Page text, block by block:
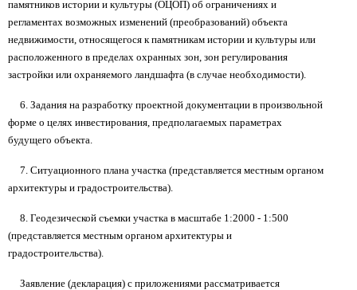
памятников истории и культуры (ОЦОП) об ограничениях и
регламентах возможных изменений (преобразований) объекта
недвижимости, относящегося к памятникам истории и культуры или
расположенного в пределах охранных зон, зон регулирования
застройки или охраняемого ландшафта (в случае необходимости).
6. Задания на разработку проектной документации в произвольной
форме о целях инвестирования, предполагаемых параметрах
будущего объекта.
7. Ситуационного плана участка (представляется местным органом
архитектуры и градостроительства).
8. Геодезической съемки участка в масштабе 1:2000 - 1:500
(представляется местным органом архитектуры и
градостроительства).
Заявление (декларация) с приложениями рассматривается